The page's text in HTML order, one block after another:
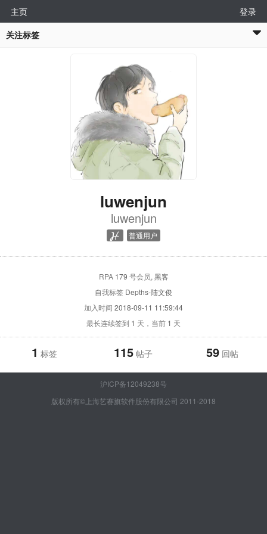
主页
登录
关注标签
luwenjun
luwenjun
普通用户
RPA179 号会员, 黑客
自我标签 Depths-陆文俊
加入时间 2018-09-11 11:59:44
最长连续签到 1 天，当前 1 天
1 标签 115 帖子 59 回帖
沪ICP备12049238号
版权所有©上海艺赛旗软件股份有限公司 2011-2018